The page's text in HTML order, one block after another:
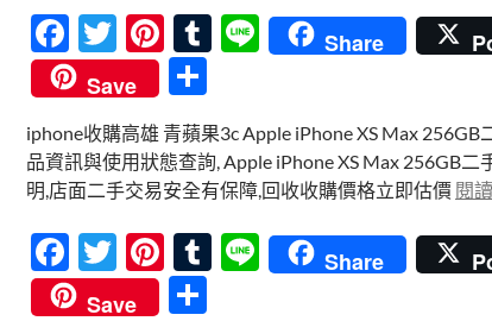
F
ac
e
b
o
o
k
T
w
itt
er
Pi
nt
er
es
t
T
bl
r
Li
n
Share
Save
享
iphone收購高雄 青蘋果3c Apple iPhone XS Max 256GB
品資訊與使用狀態查詢, Apple iPhone XS Max 256GB二
明,店面二手交易安全有保障,回收收購價格立即估價 閱
F
ac
T
w
Pi
nt
T
Li
n
Share
Save